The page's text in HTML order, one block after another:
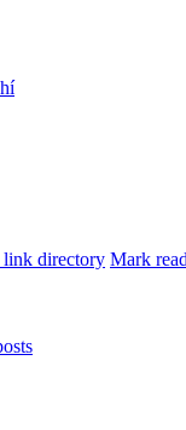
link directory Mark read